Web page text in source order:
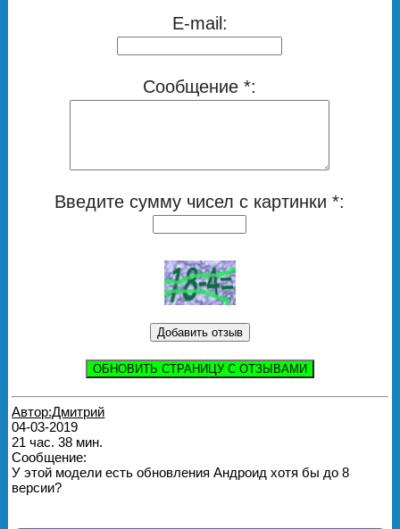
E-mail:
Сообщение *:
Введите сумму чисел с картинки *:
ОБНОВИТЬ СТРАНИЦУ С ОТЗЫВАМИ
Автор:Дмитрий
04-03-2019
21 час. 38 мин.
Сообщение:
У этой модели есть обновления Андроид хотя бы до 8
версии?